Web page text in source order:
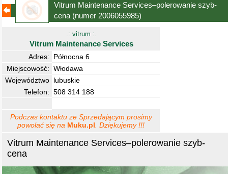
Vitrum Maintenance Services–polerowanie szyb-
cena (numer 2006055985)
Vitrum Maintenance Services–polerowanie szyb-
cena
.: vitrum :.
Vitrum Maintenance Services
Adres:
Północna 6
Miejscowość: Włodawa
Województwo lubuskie
Telefon: 508 314 188
Podczas kontaktu ze Sprzedającym prosimy
powołać się na Muku.pl . Dziękujemy !!!